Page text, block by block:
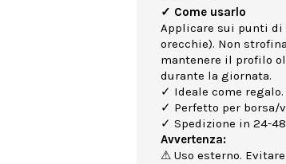
✓ Come usarlo
Applicare sui punti di
orecchie). Non
mantenere il profilo
durante la giornata.
✓ Ideale come regalo.
✓ Perfetto per borsa/
✓ Spedizione in 24-
Avvertenza:
⚠ Uso esterno.